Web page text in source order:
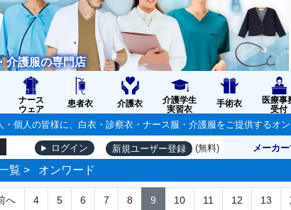
介護服の専門店
ナース
ウェア
患者衣 介護衣
介護学生
実習衣
手術衣
医療事
受付
個人の皆様に、白衣・診察衣・ナース服・介護服をご提供するオン
ログイン 新規ユーザー登録 (無料) メーカ
覧 > オンワード
へ 4 5 6 7 8 9 10 11 12 13